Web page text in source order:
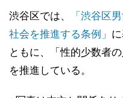
渋谷区では、
「渋谷区
社会を推進する条例」
ともに、「性的少数者
を推進している。